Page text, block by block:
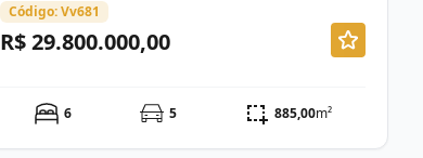
Código: Vv681
R$ 29.800.000,00
6 5 885,00m²